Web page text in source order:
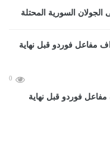
السورية المحتلة
0
مفاعل فوردو قبل نهاية